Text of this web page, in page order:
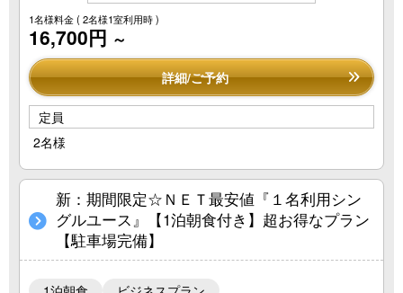
1名様料金( 2名様1室利用時 )
16,700円 ～
詳細/ご予約
定員
2名様
新：期間限定☆ＮＥＴ最安値『１名利用シン
グルユース』【1泊朝食付き】超お得なプラン
【駐車場完備】